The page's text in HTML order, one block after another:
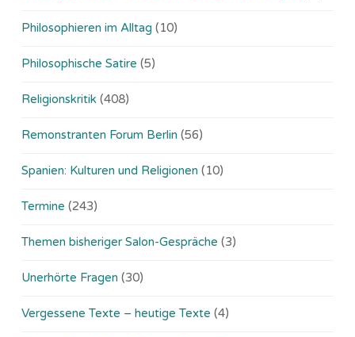
Philosophieren im Alltag (10)
Philosophische Satire (5)
Religionskritik (408)
Remonstranten Forum Berlin (56)
Spanien: Kulturen und Religionen (10)
Termine (243)
Themen bisheriger Salon-Gespräche (3)
Unerhörte Fragen (30)
Vergessene Texte – heutige Texte (4)